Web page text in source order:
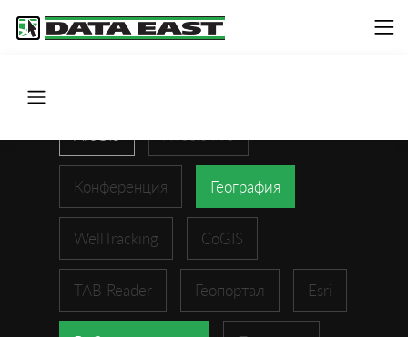
Конференция География
WellTracking CoGIS
TAB Reader Геопортал Esri